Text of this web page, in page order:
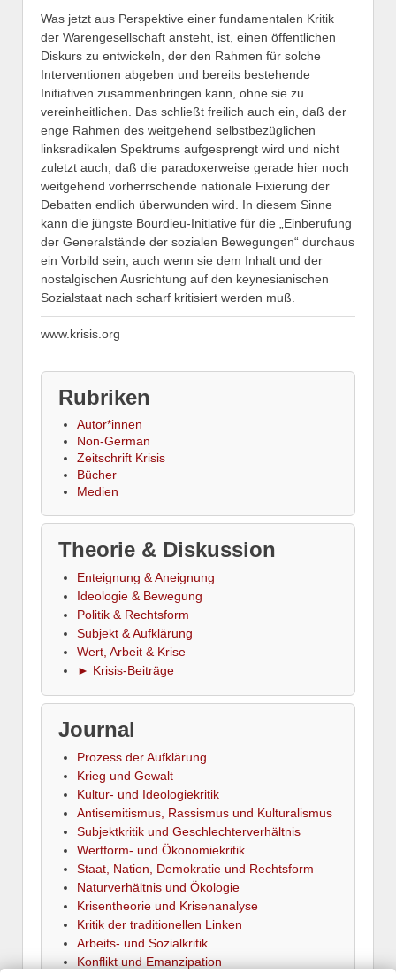
Was jetzt aus Perspektive einer fundamentalen Kritik
der Warengesellschaft ansteht, ist, einen öffentlichen
Diskurs zu entwickeln, der den Rahmen für solche
Interventionen abgeben und bereits bestehende
Initiativen zusammenbringen kann, ohne sie zu
vereinheitlichen. Das schließt freilich auch ein, daß der
enge Rahmen des weitgehend selbstbezüglichen
linksradikalen Spektrums aufgesprengt wird und nicht
zuletzt auch, daß die paradoxerweise gerade hier noch
weitgehend vorherrschende nationale Fixierung der
Debatten endlich überwunden wird. In diesem Sinne
kann die jüngste Bourdieu-Initiative für die „Einberufung
der Generalstände der sozialen Bewegungen“ durchaus
ein Vorbild sein, auch wenn sie dem Inhalt und der
nostalgischen Ausrichtung auf den keynesianischen
Sozialstaat nach scharf kritisiert werden muß.
www.krisis.org
Rubriken
Autor*innen
Non-German
Zeitschrift Krisis
Bücher
Medien
Theorie & Diskussion
Enteignung & Aneignung
Ideologie & Bewegung
Politik & Rechtsform
Subjekt & Aufklärung
Wert, Arbeit & Krise
► Krisis-Beiträge
Journal
Prozess der Aufklärung
Krieg und Gewalt
Kultur- und Ideologiekritik
Antisemitismus, Rassismus und Kulturalismus
Subjektkritik und Geschlechterverhältnis
Wertform- und Ökonomiekritik
Staat, Nation, Demokratie und Rechtsform
Naturverhältnis und Ökologie
Krisentheorie und Krisenanalyse
Kritik der traditionellen Linken
Arbeits- und Sozialkritik
Konflikt und Emanzipation